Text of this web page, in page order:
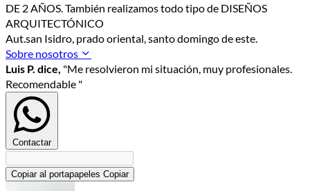
DE 2 AÑOS. También realizamos todo tipo de DISEÑOS
ARQUITECTÓNICO
Aut.san Isidro, prado oriental, santo domingo de este.
Sobre nosotros
Luis P. dice, "Me resolvieron mi situación, muy profesionales.
Recomendable "
Contactar
Copiar al portapapeles Copiar